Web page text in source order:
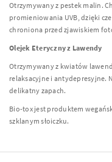
Otrzymywany z pestek malin.
promieniowania UVB, dzięki
chroniona przed zjawiskiem
Olejek Eteryczny z Lawendy
Otrzymywany z kwiatów
relaksacyjne i antydepresyjne.
delikatny zapach.
Bio-tox jest produktem
szklanym słoiczku.